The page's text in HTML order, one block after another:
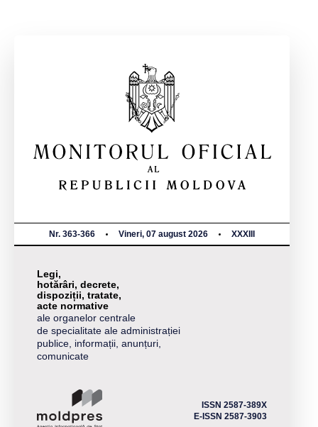
Nr. 363-366 Vineri, 07 august 2026 XXXIII
Legi,
hotărâri, decrete,
dispoziții, tratate,
acte normative
ale organelor centrale
de specialitate ale administrației
publice, informații, anunțuri,
comunicate
ISSN 2587-389X
E-ISSN 2587-3903